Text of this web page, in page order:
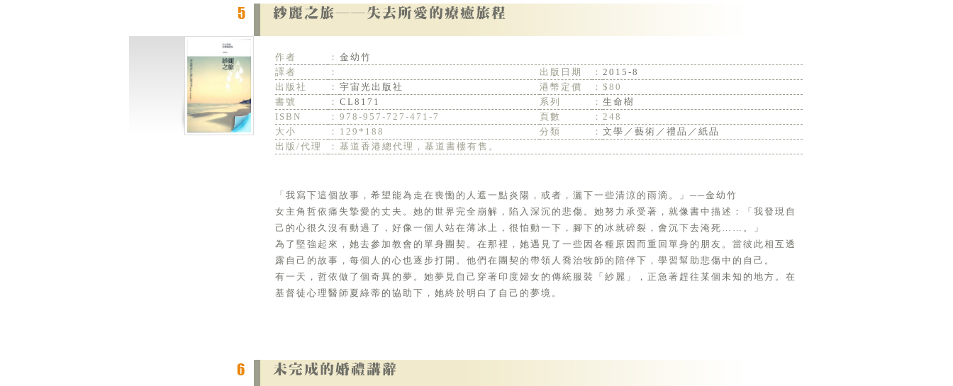
作者 ： 金幼竹
譯者
： 出版日期 ： 2015-8
出版社
： 宇宙光出版社 港幣定價 ： $80
書號
： CL8171 系列 ： 生命樹
ISBN
： 978-957-727-471-7 頁數 ： 248
大小
： 129*188 分類 ： 文學／藝術／禮品／紙品
出版/代理
： 基道香港總代理，基道書樓有售。
「我寫下這個故事，希望能為走在喪慟的人遮一點炎陽，或者，灑下一些清涼的雨滴。」──金幼竹
女主角哲依痛失摯愛的丈夫。她的世界完全崩解，陷入深沉的悲傷。她努力承受著，就像書中描述：「我發現自
己的心很久沒有動過了，好像一個人站在薄冰上，很怕動一下，腳下的冰就碎裂，會沉下去淹死……。」
為了堅強起來，她去參加教會的單身團契。在那裡，她遇見了一些因各種原因而重回單身的朋友。當彼此相互透
露自己的故事，每個人的心也逐步打開。他們在團契的帶領人喬治牧師的陪伴下，學習幫助悲傷中的自己。
有一天，哲依做了個奇異的夢。她夢見自己穿著印度婦女的傳統服裝「紗麗」，正急著趕往某個未知的地方。在
基督徒心理醫師夏綠蒂的協助下，她終於明白了自己的夢境。